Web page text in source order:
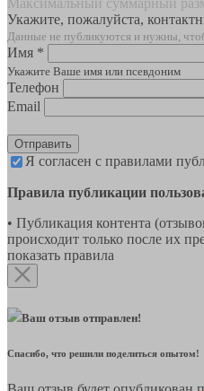
Укажите, пожалуйста,
Данные не публикуются и нужны,
Имя *
Укажите Ваше имя или псевдоним
Телефон
Email
Отправить
Я согласен с правилами
Правила публикации
• Публикация контента
происходит только после их
показать правила
Ваш отзыв отправлен!
Спасибо, что решили поделиться опытом!